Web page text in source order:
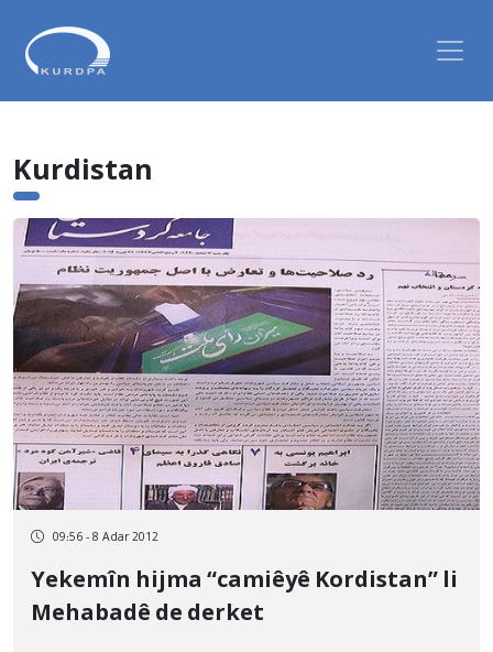
Kurdistan
09:56 - 8 Adar 2012
Yekemîn hijma “camiêyê Kordistan” li
Mehabadê de derket